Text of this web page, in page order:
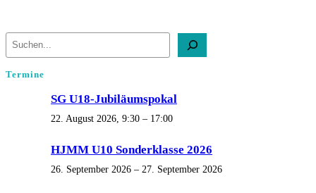
Suchen
Termine
SG U18-Jubiläumspokal
22. August 2026, 9:30 – 17:00
HJMM U10 Sonderklasse 2026
26. September 2026 – 27. September 2026